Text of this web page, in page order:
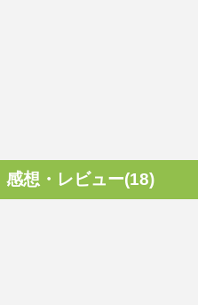
感想・レビュー(18)